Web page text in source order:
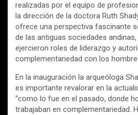
realizadas por el equipo de
la dirección de la doctora Ruth
ofrece una perspectiva fascinante
de las antiguas sociedades
ejercieron roles de liderazgo y
complementariedad con los
En la inauguración la arqueóloga
es importante revalorar en la
“como lo fue en el pasado, donde
trabajaban en complementariedad.